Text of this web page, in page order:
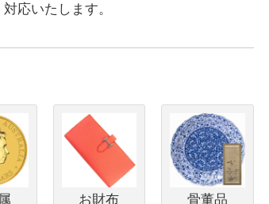
応いたします。
お財布 骨董品